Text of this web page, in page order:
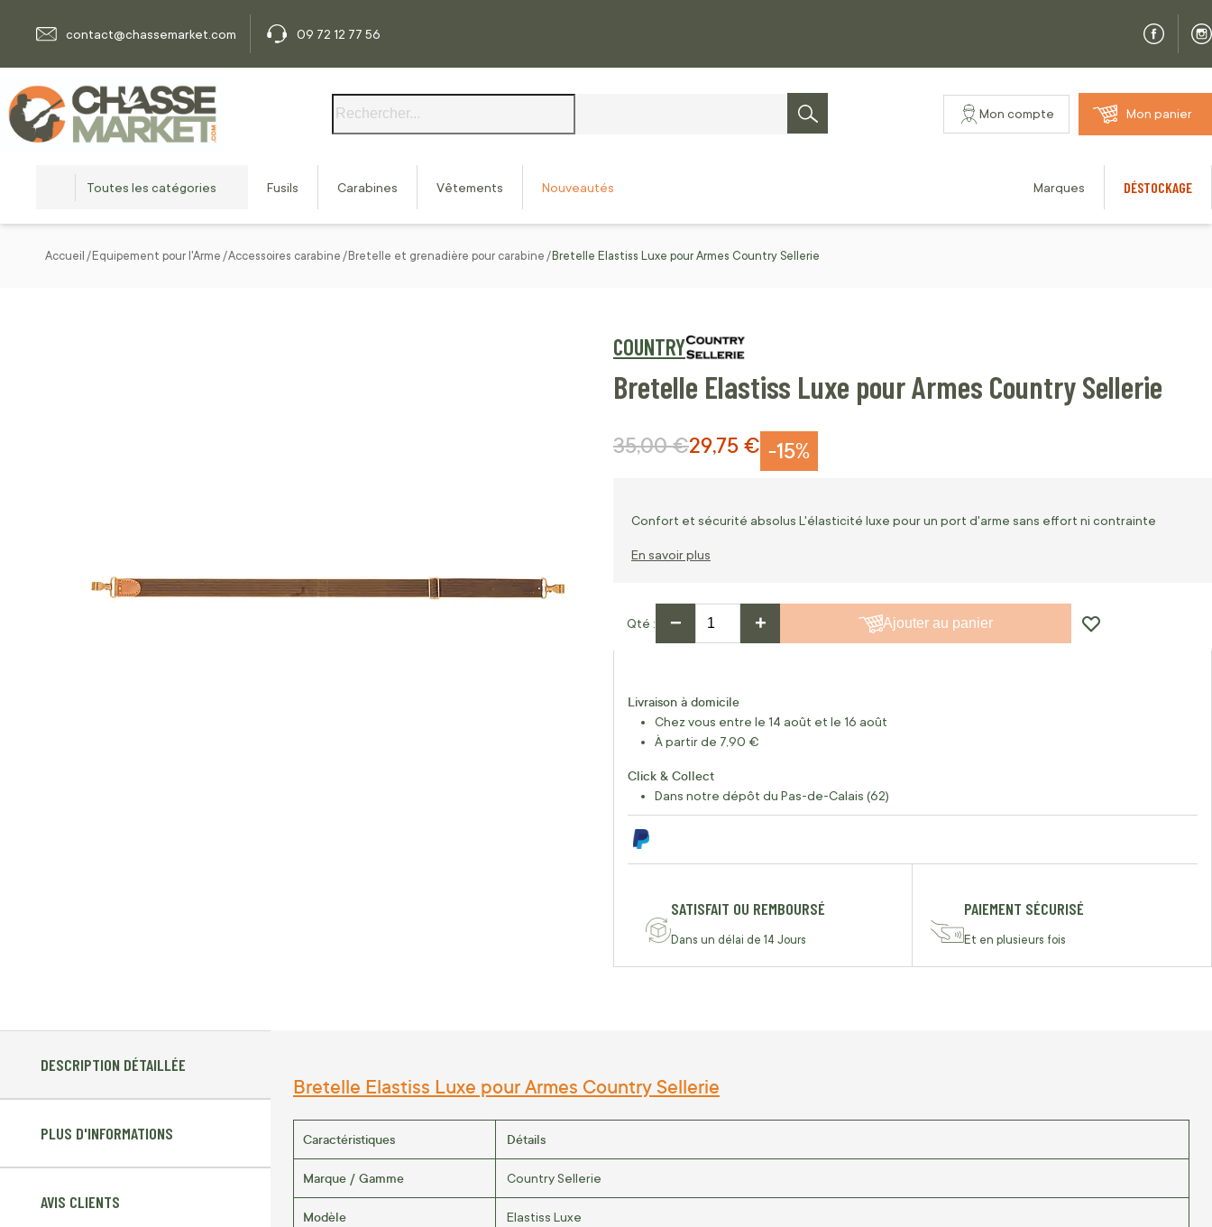
contact@chassemarket.com
09 72 12 77 56
Rechercher
Mon compte Mon panier
Toutes les catégories Fusils Carabines Vêtements Nouveautés Marques DÉSTOCKAGE
Accueil Equipement pour l'Arme Accessoires carabine Bretelle et grenadière pour carabine Bretelle Elastiss Luxe pour Armes Country Sellerie
COUNTRY
Bretelle Elastiss Luxe pour Armes Country Sellerie
-15%
Prix Spécial
29,75 €
Prix normal
35,00 €
Confort et sécurité absolus L'élasticité luxe pour un port d'arme sans effort ni contrainte
En savoir plus
Qté − + Ajouter au panier
Livraison à domicile
Chez vous entre le 14 août et le 16 août
À partir de 7,90 €
Click & Collect
Dans notre dépôt du Pas-de-Calais (62)
SATISFAIT OU REMBOURSÉ
Dans un délai de 14 Jours
PAIEMENT SÉCURISÉ
Et en plusieurs fois
DESCRIPTION DÉTAILLÉE
PLUS D'INFORMATIONS
AVIS CLIENTS
Bretelle Elastiss Luxe pour Armes Country Sellerie
Caractéristiques Détails
Marque / Gamme Country Sellerie
Modèle Elastiss Luxe